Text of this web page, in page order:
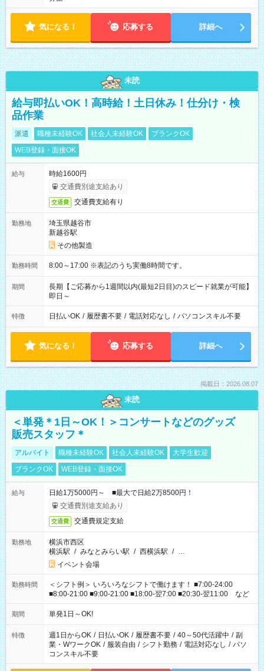
気になる！ 応募する 詳細へ
未読
給与即払いOK！高時給！土日休み！仕分け・検
品作業
派遣 職種未経験OK 社会人未経験OK
ブランクOK
WEB登録・面接OK
給与
時給1600円
交通費別途支給あり
交通費 交通費支給有り
勤務地
埼玉県越谷市
新越谷駅
その他製造
勤務時間 8:00～17:00 ※表記のうち実働8時間です。
期間
長期【ご応募から1週間以内(最短2日目)のスピード就業が可能】
即日～
特徴 日払いOK / 履歴書不要 / 電話対応なし / パソコンスキル不要
気になる！ 応募する 詳細へ
掲載日：2026.08.07
未読
＜単発＊1日～OK！＞コンサートなどのグッズ
販売スタッフ＊
アルバイト 職種未経験OK 社会人未経験OK
大学生歓迎
ブランクOK
WEB登録・面接OK
給与
日給1万5000円～ ■最大で日給2万8500円！
交通費別途支給あり
交通費 交通費規定支給
勤務地
横浜市西区
横浜駅 / みなとみらい駅 / 西横浜駅 / …
イベント会場
勤務時間
＜シフト例＞ いろいろなシフトで働けます！ ■7:00-24:00
■8:00-21:00 ■9:00-21:00 ■18:00-翌7:00 ■20:30-翌11:00 など
期間 単発1日～OK!
特徴 週1日からOK / 日払いOK / 履歴書不要 / 40～50代活躍中 / 副
業・WワークOK / 服装自由 / シフト勤務 / 電話対応なし / パソ
コンスキル不要